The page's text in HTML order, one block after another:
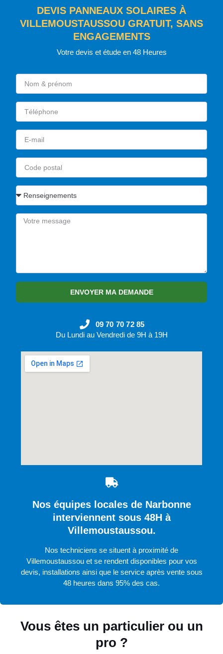
Vous êtes un particulier ou un
pro ?
DEVIS PANNEAUX SOLAIRES À
VILLEMOUSTAUSSOU GRATUIT, SANS
ENGAGEMENTS
Votre devis et étude en 48 Heures
ENVOYER MA DEMANDE
09 70 70 72 85
Du Lundi au Vendredi de 9H à 19H
Nos équipes locales de Narbonne
interviennent sous 48H à
Villemoustaussou.
Nos techniciens se situent à proximité de
Villemoustaussou et se rendent disponibles pour vos
devis, installations ainsi que le service après vente sous
48 heures dans 95% des cas.